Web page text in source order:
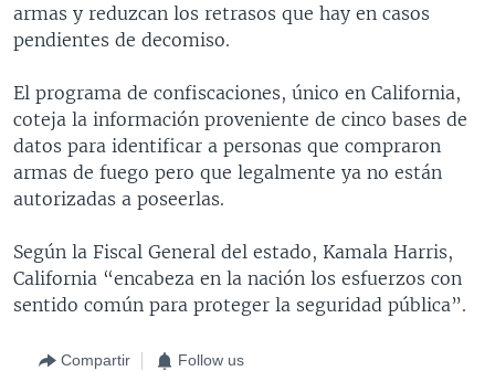
armas y reduzcan los retrasos que hay en casos
pendientes de decomiso.
El programa de confiscaciones, único en California,
coteja la información proveniente de cinco bases de
datos para identificar a personas que compraron
armas de fuego pero que legalmente ya no están
autorizadas a poseerlas.
Según la Fiscal General del estado, Kamala Harris,
California “encabeza en la nación los esfuerzos con
sentido común para proteger la seguridad pública”.
Compartir Follow us